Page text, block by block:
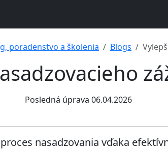
poradenstvo a školenia Blogs
Posledná úprava 06.04.2026
nasadzovania vďaka